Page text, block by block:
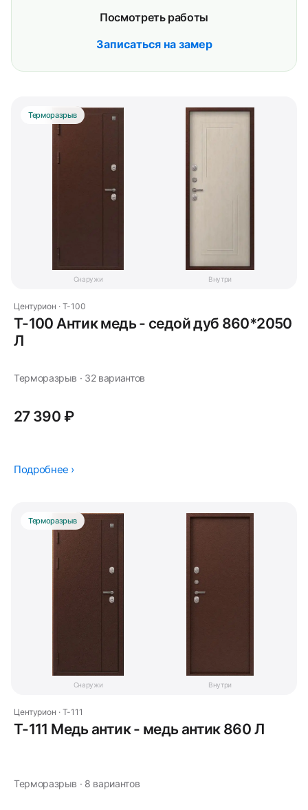
Посмотреть работы
Записаться на замер
Снаружи Внутри
Терморазрыв
Центурион · T-100
T-100 Антик медь - седой дуб 860*2050
Л
Терморазрыв · 32 вариантов
27 390 ₽
Подробнее ›
Снаружи Внутри
Терморазрыв
Центурион · T-111
T-111 Медь антик - медь антик 860 Л
Терморазрыв · 8 вариантов